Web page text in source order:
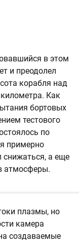
в этом
и преодолел
корабля над
Как
бортовых
тестового
по
примерно
снижаться, а еще
атмосферы.
плазмы, но
камера
создаваемые